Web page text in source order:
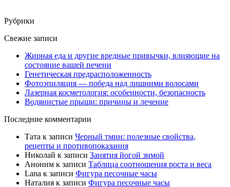
Рубрики
Свежие записи
Жирная еда и другие вредные привычки, влияющие на
состояние вашей печени
Генетическая предрасположенность
Фотоэпиляция — победа над лишними волосами
Лазерная косметология: особенности, безопасность
Водянистые прыщи: причины и лечение
Последние комментарии
Тата к записи Черный тмин: полезные свойства,
рецепты и противопоказания
Николай к записи Занятия йогой зимой
Аноним к записи Таблица соотношения роста и веса
Lana к записи Фигура песочные часы
Наталия к записи Фигура песочные часы